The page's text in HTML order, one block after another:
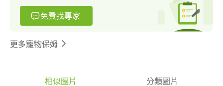
免費找專家
更多寵物保姆
相似圖片 分類圖片